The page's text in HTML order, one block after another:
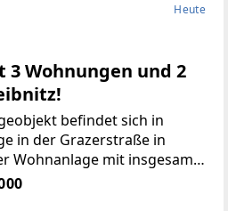
Heute
Wohnungen und 2
befindet sich in
in der Grazerstraße in
Wohnanlage mit insgesamt
über einen eigenen
drei